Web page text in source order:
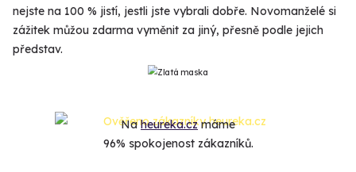
nejste na 100 % jistí, jestli jste vybrali dobře. Novomanželé si
zážitek můžou zdarma vyměnit za jiný, přesně podle jejich
představ.
Naheureka.czmáme
96% spokojenost zákazníků.